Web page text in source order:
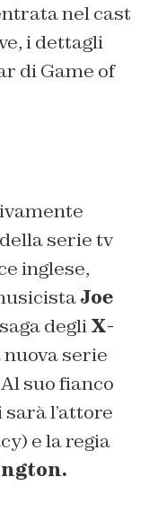
nel cast
i dettagli
di Game of
serie tv
inglese,
Joe
degliX-
serie
Al suo fianco
l’attore
) e la regia